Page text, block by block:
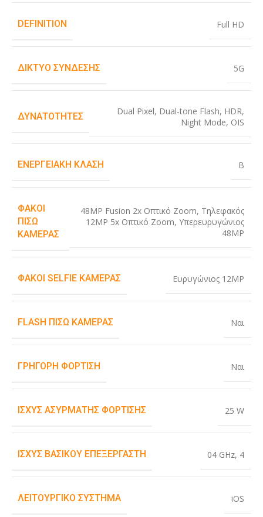
DEFINITION Full HD
ΔΊΚΤΥΟ ΣΎΝΔΕΣΗΣ 5G
ΔΥΝΑΤΌΤΗΤΕΣ Dual Pixel, Dual-tone Flash, HDR,
Night Mode, OIS
ΕΝΕΡΓΕΙΑΚΉ ΚΛΆΣΗ B
ΦΑΚΟΊ
ΠΊΣΩ
ΚΆΜΕΡΑΣ
48MP Fusion 2x Οπτικό Zoom, Τηλεφακός
12MP 5x Οπτικό Zoom, Υπερευρυγώνιος
48MP
ΦΑΚΟΊ SELFIE ΚΆΜΕΡΑΣ Ευρυγώνιος 12MP
FLASH ΠΊΣΩ ΚΆΜΕΡΑΣ Ναι
ΓΡΉΓΟΡΗ ΦΌΡΤΙΣΗ Ναι
ΙΣΧΎΣ ΑΣΎΡΜΑΤΗΣ ΦΌΡΤΙΣΗΣ 25 W
ΙΣΧΎΣ ΒΑΣΙΚΟΎ ΕΠΕΞΕΡΓΑΣΤΉ 04 GHz, 4
ΛΕΙΤΟΥΡΓΙΚΌ ΣΎΣΤΗΜΑ iOS